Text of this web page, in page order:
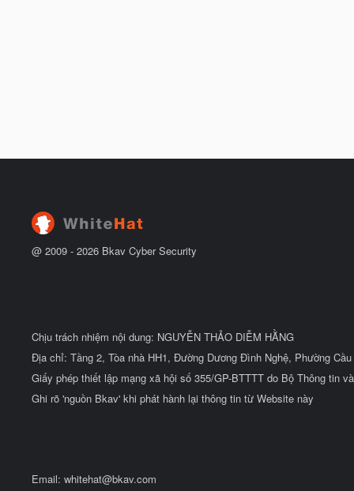
@ 2009 - 2026 Bkav Cyber Security
Chịu trách nhiệm nội dung: NGUYỄN THẢO DIỄM HẰNG
Địa chỉ: Tầng 2, Tòa nhà HH1, Đường Dương Đình Nghệ, Phường
Giấy phép thiết lập mạng xã hội số 355/GP-BTTTT do Bộ Thông tin
Ghi rõ 'nguồn Bkav' khi phát hành lại thông tin từ Website này
Email: whitehat@bkav.com